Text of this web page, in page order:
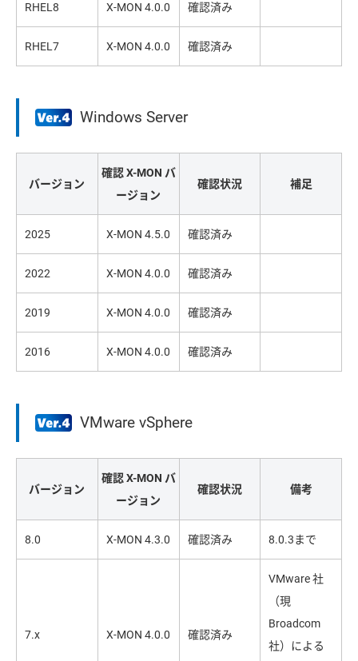
RHEL8 X-MON 4.0.0 確認済み
RHEL7 X-MON 4.0.0 確認済み
Windows Server
バージョン
確認 X-MON バ
ージョン
確認状況 補足
2025 X-MON 4.5.0 確認済み
2022 X-MON 4.0.0 確認済み
2019 X-MON 4.0.0 確認済み
2016 X-MON 4.0.0 確認済み
VMware vSphere
バージョン
確認 X-MON バ
ージョン
確認状況 備考
8.0 X-MON 4.3.0 確認済み 8.0.3まで
7.x X-MON 4.0.0 確認済み
VMware 社
（現
Broadcom
社）による